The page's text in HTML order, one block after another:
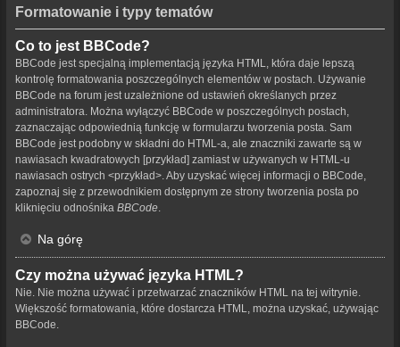
Formatowanie i typy tematów
Co to jest BBCode?
BBCode jest specjalną implementacją języka HTML, która daje lepszą
kontrolę formatowania poszczególnych elementów w postach. Używanie
BBCode na forum jest uzależnione od ustawień określanych przez
administratora. Można wyłączyć BBCode w poszczególnych postach,
zaznaczając odpowiednią funkcję w formularzu tworzenia posta. Sam
BBCode jest podobny w składni do HTML-a, ale znaczniki zawarte są w
nawiasach kwadratowych [przykład] zamiast w używanych w HTML-u
nawiasach ostrych <przykład>. Aby uzyskać więcej informacji o BBCode,
zapoznaj się z przewodnikiem dostępnym ze strony tworzenia posta po
kliknięciu odnośnika BBCode
Na górę
Czy można używać języka HTML?
Nie. Nie można używać i przetwarzać znaczników HTML na tej witrynie.
Większość formatowania, które dostarcza HTML, można uzyskać, używając
BBCode.